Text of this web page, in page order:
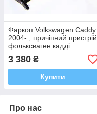
Фаркоп Volkswagen Caddy
2004- , причіпний пристрій
фольксваген кадді
3 380 ₴
Купити
Про нас